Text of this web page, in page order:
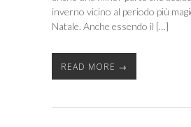
inverno vicino al periodo più
Natale. Anche essendo il […]
READ MORE →